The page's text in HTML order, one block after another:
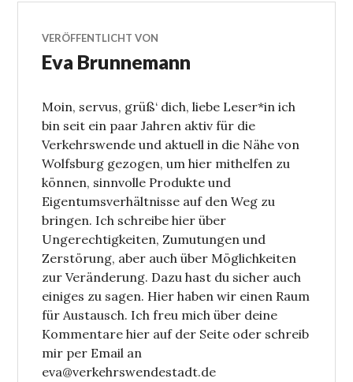
VERÖFFENTLICHT VON
Eva Brunnemann
Moin, servus, grüß‘ dich, liebe Leser*in ich
bin seit ein paar Jahren aktiv für die
Verkehrswende und aktuell in die Nähe von
Wolfsburg gezogen, um hier mithelfen zu
können, sinnvolle Produkte und
Eigentumsverhältnisse auf den Weg zu
bringen. Ich schreibe hier über
Ungerechtigkeiten, Zumutungen und
Zerstörung, aber auch über Möglichkeiten
zur Veränderung. Dazu hast du sicher auch
einiges zu sagen. Hier haben wir einen Raum
für Austausch. Ich freu mich über deine
Kommentare hier auf der Seite oder schreib
mir per Email an
eva@verkehrswendestadt.de